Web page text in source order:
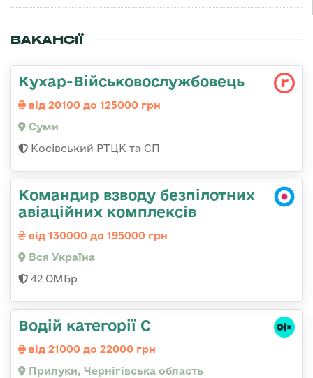
ВАКАНСІЇ
Кухар-Військовослужбовець
від 20100 до 125000 грн
Суми
Косівський РТЦК та СП
Командир взводу безпілотних
авіаційних комплексів
від 130000 до 195000 грн
Вся Україна
42 ОМБр
Водій категорії С
від 21000 до 22000 грн
Прилуки, Чернігівська область